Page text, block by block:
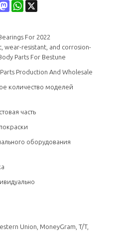
MastodonWhatsApp
For 2022
wear-resistant, and corrosion-
Parts For Bestune
Production And Wholesale
количество моделей
часть
оборудования
Union, MoneyGram, T/T,